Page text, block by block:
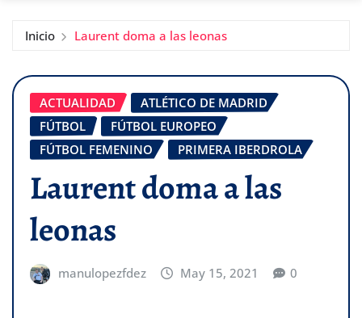
Inicio Laurent doma a las leonas
ACTUALIDAD
ATLÉTICO DE MADRID
FÚTBOL
FÚTBOL EUROPEO
FÚTBOL FEMENINO
PRIMERA IBERDROLA
Laurent doma a las
leonas
manulopezfdez May 15, 2021 0